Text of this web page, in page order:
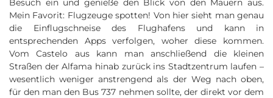
Besuch ein und genieße den Blick von den Mauern aus.
Mein Favorit: Flugzeuge spotten! Von hier sieht man genau
die Einflugschneise des Flughafens und kann in
entsprechenden Apps verfolgen, woher diese kommen.
Vom Castelo aus kann man anschließend die kleinen
Straßen der Alfama hinab zurück ins Stadtzentrum laufen –
wesentlich weniger anstrengend als der Weg nach oben,
für den man den Bus 737 nehmen sollte, der direkt vor dem